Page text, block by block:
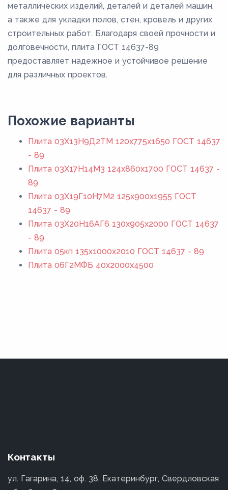
металлических изделий, деталей и деталей машин,
а также для укладки полов, стен, кровель и других
строительных работ. Благодаря своей прочности и
долговечности, плита ГОСТ 14637-89
предоставляет надежное и устойчивое решение
для различных проектов.
Похожие варианты
Плита 03Х13Н9Д2ТМ 120x775x1650 ГОСТ 14637
- 89
Плита 03Х17Н14М3 124x860x1700 ГОСТ 14637 -
89
Плита 03Х19Г10Н7М2 125x900x1955 ГОСТ
14637 - 89
Плита 03Х20Н16АГ6 130x905x2000 ГОСТ 14637
- 89
Плита 05кп 135x1000x2010 ГОСТ 14637 - 89
Плита 06Г2МФБ 40x2000x4500
Контакты
ул. Гагарина, 14, оф. 38, Екатеринбург, Свердловская